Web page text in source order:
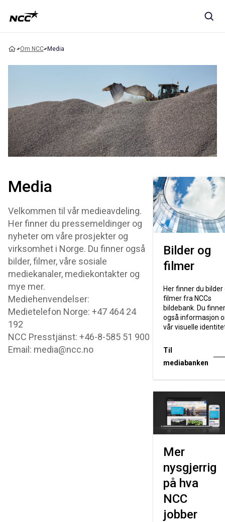
Om NCC Media
Media
Velkommen til vår medieavdeling.
Her finner du pressemeldinger og
nyheter om våre prosjekter og
virksomhet i Norge. Du finner også
bilder, filmer, våre sosiale
mediekanaler, mediekontakter og
mye mer.
Mediehenvendelser:
Medietelefon Norge: +47 464 24
192
NCC Presstjänst: +46-8-585 51 900
Email: media@ncc.no
Bilder og
filmer
Her finner du bilder
filmer fra NCCs
bildebank. Du finner
også informasjon
vår visuelle
Til
mediabanken
Mer
nysgjerrig
på hva
NCC
jobber